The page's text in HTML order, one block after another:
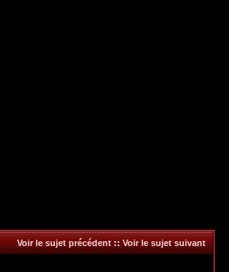
Voir le sujet précédent::Voir le sujet suivant